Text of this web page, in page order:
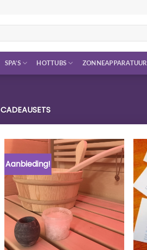
SPA’S HOTTUBS ZONNEAPPARATUUR
CADEAUSETS
Aanbieding!